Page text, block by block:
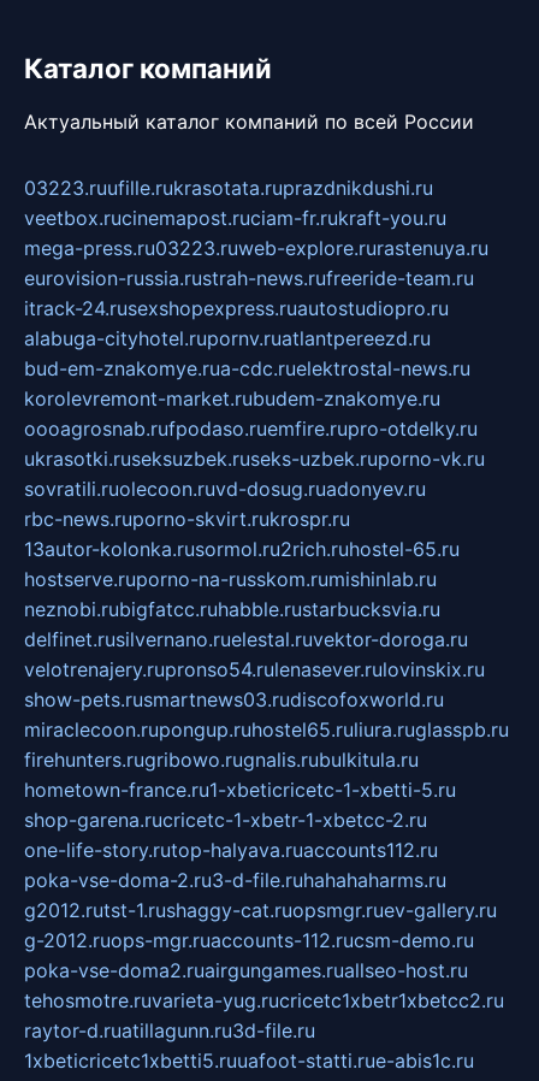
Каталог компаний
Актуальный каталог компаний по всей России
03223.ruufille.rukrasotata.ruprazdnikdushi.ru
veetbox.rucinemapost.ruciam-fr.rukraft-you.ru
mega-press.ru03223.ruweb-explore.rurastenuya.ru
eurovision-russia.rustrah-news.rufreeride-team.ru
itrack-24.rusexshopexpress.ruautostudiopro.ru
alabuga-cityhotel.rupornv.ruatlantpereezd.ru
bud-em-znakomye.rua-cdc.ruelektrostal-news.ru
korolevremont-market.rubudem-znakomye.ru
oooagrosnab.rufpodaso.ruemfire.rupro-otdelky.ru
ukrasotki.ruseksuzbek.ruseks-uzbek.ruporno-vk.ru
sovratili.ruolecoon.ruvd-dosug.ruadonyev.ru
rbc-news.ruporno-skvirt.rukrospr.ru
13autor-kolonka.rusormol.ru2rich.ruhostel-65.ru
hostserve.ruporno-na-russkom.rumishinlab.ru
neznobi.rubigfatcc.ruhabble.rustarbucksvia.ru
delfinet.rusilvernano.ruelestal.ruvektor-doroga.ru
velotrenajery.rupronso54.rulenasever.rulovinskix.ru
show-pets.rusmartnews03.rudiscofoxworld.ru
miraclecoon.rupongup.ruhostel65.ruliura.ruglasspb.ru
firehunters.rugribowo.rugnalis.rubulkitula.ru
hometown-france.ru1-xbeticricetc-1-xbetti-5.ru
shop-garena.rucricetc-1-xbetr-1-xbetcc-2.ru
one-life-story.rutop-halyava.ruaccounts112.ru
poka-vse-doma-2.ru3-d-file.ruhahahaharms.ru
g2012.rutst-1.rushaggy-cat.ruopsmgr.ruev-gallery.ru
g-2012.ruops-mgr.ruaccounts-112.rucsm-demo.ru
poka-vse-doma2.ruairgungames.ruallseo-host.ru
tehosmotre.ruvarieta-yug.rucricetc1xbetr1xbetcc2.ru
raytor-d.ruatillagunn.ru3d-file.ru
1xbeticricetc1xbetti5.ruuafoot-statti.rue-abis1c.ru